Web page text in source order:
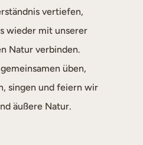
vertiefen,
wieder mit unserer
Natur verbinden.
üben,
singen und feiern wir
äußere Natur.